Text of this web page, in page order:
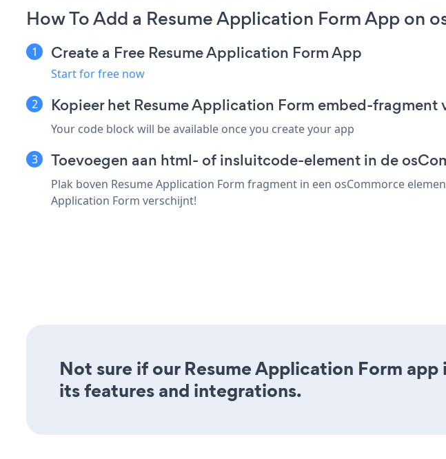
How To Add a Resume Application Form App on
Create a Free Resume Application Form App
Start for free now
Kopieer het Resume Application Form embed-fragment
Your code block will be available once you create your app
Toevoegen aan html- of insluitcode-element in de
Plak boven Resume Application Form fragment in een osCommorce
Application Form verschijnt!
Not sure if our Resume Application Form
its features and integrations.